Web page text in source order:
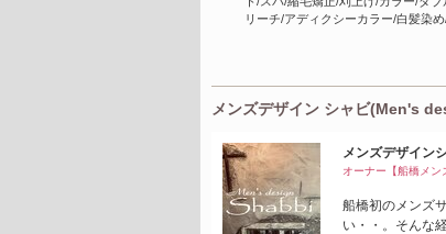
リーチ/アディクシーカラー/白髪染
メンズデザイン シャビ(Men's
メンズデザイン
オーナー【船橋メン
船橋初のメンズ
い・・。そんな